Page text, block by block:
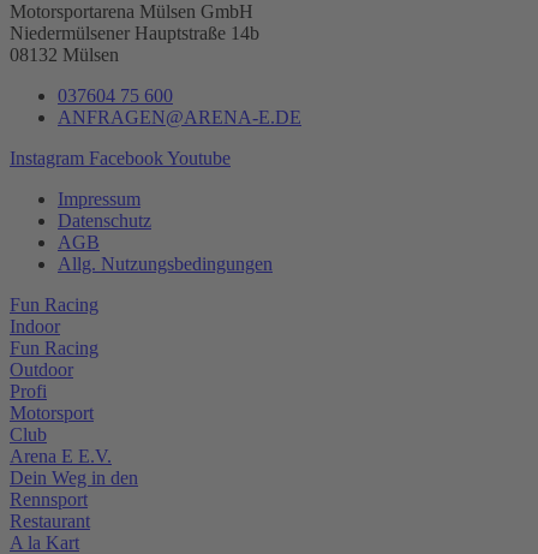
Motorsportarena Mülsen GmbH
Niedermülsener Hauptstraße 14b
08132 Mülsen
037604 75 600
ANFRAGEN@ARENA-E.DE
Instagram Facebook Youtube
Impressum
Datenschutz
AGB
Allg. Nutzungsbedingungen
Fun Racing
Indoor
Fun Racing
Outdoor
Profi
Motorsport
Club
Arena E E.V.
Dein Weg in den
Rennsport
Restaurant
A la Kart